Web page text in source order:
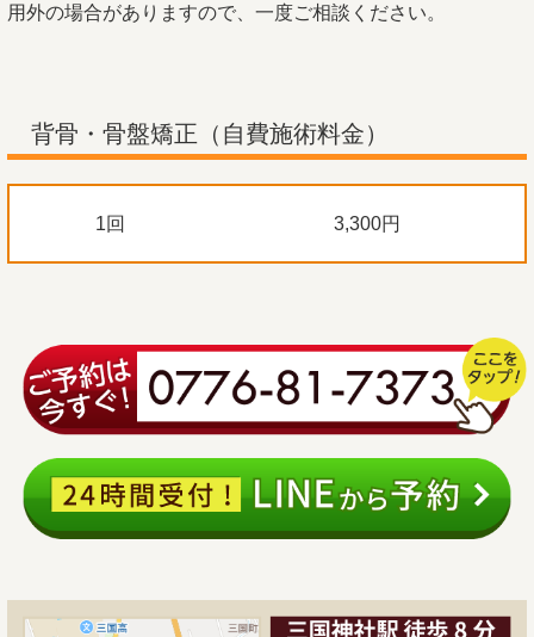
用外の場合がありますので、一度ご相談ください。
背骨・骨盤矯正（自費施術料金）
1回 3,300円